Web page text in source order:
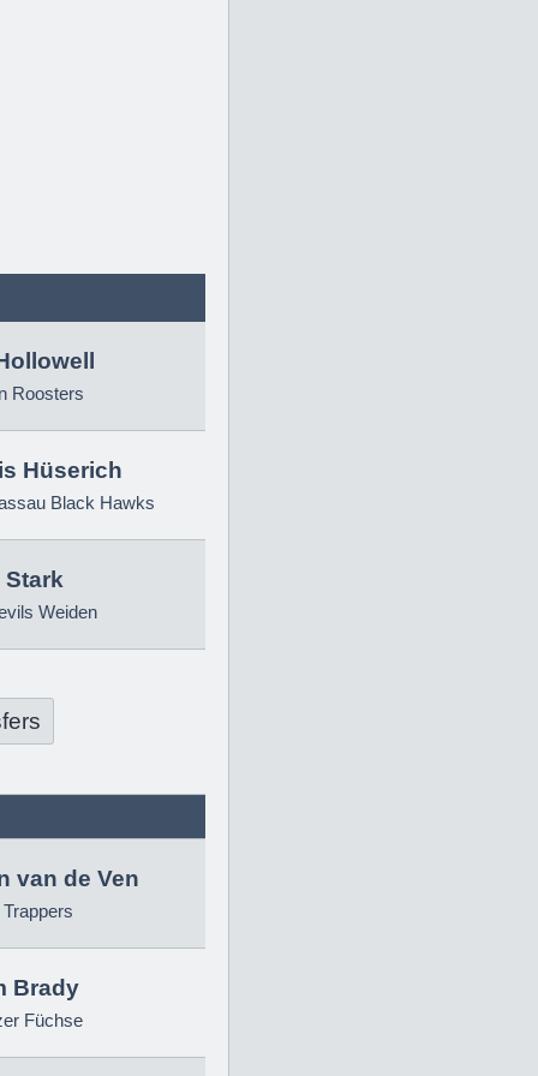
Roosters
Hüserich
Black Hawks
Stark
Weiden
van de Ven
Brady
Füchse